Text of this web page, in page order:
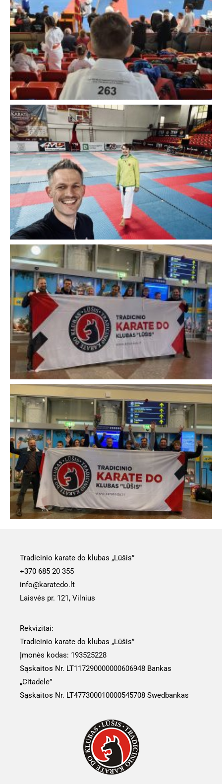
Tradicinio karate do klubas „Lūšis”
+370 685 20 355
info@karatedo.lt
Laisvės pr. 121, Vilnius
Rekvizitai:
Tradicinio karate do klubas „Lūšis”
Įmonės kodas: 193525228
Sąskaitos Nr. LT117290000000606948 Bankas
„Citadele”
Sąskaitos Nr. LT477300010000545708 Swedbankas